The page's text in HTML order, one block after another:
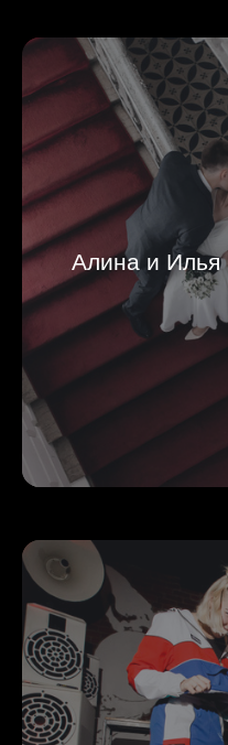
Алина и Илья